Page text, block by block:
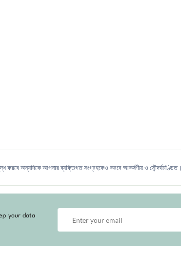
করবে অন্যদিকে আপনার ব্যক্তিগত সংগ্রহকেও করবে আকর্ষণীয় ও সৌন্দর্যমণ্ডিত।
your data